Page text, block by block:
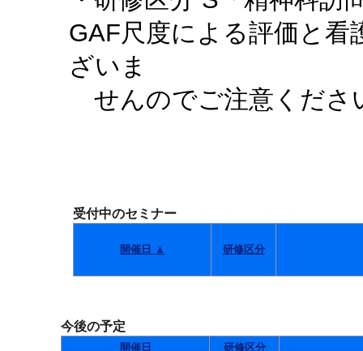
GAF尺度による評価と看
ざいま
せんのでご注意くださ
受付中のセミナー
開催日 ▲ 研修区分
今後の予定
開催日 研修区分